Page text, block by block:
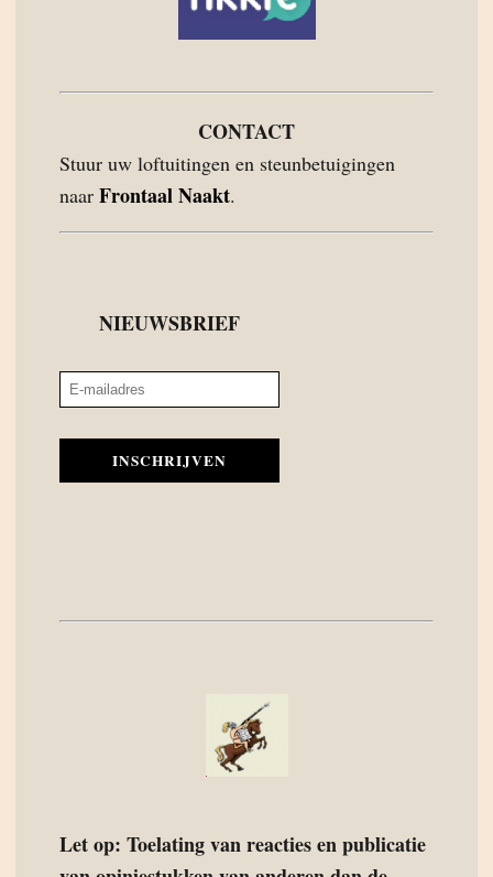
CONTACT
Stuur uw loftuitingen en steunbetuigingen
naar Frontaal Naakt.
NIEUWSBRIEF
INSCHRIJVEN
Let op: Toelating van reacties en publicatie